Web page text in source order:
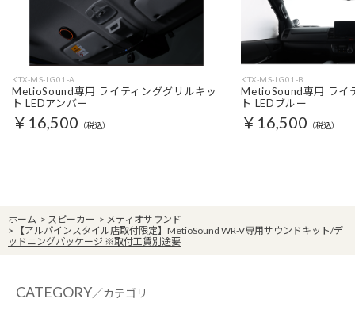
KTX-MS-LG01-A
MetioSound専用 ライティンググリルキッ
ト LEDアンバー
￥16,500 （税込）
KTX-MS-LG01-B
MetioSound専用 ライ
ト LEDブルー
￥16,500 （税込）
ホーム > スピーカー > メティオサウンド
>
【アルパインスタイル店取付限定】MetioSound WR-V専用サウンドキット/デ
ッドニングパッケージ ※取付工賃別途要
CATEGORY／カテゴリ